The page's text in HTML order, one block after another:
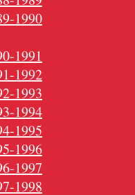
1990
1991
1992
1993
1994
1995
1996
1997
1998